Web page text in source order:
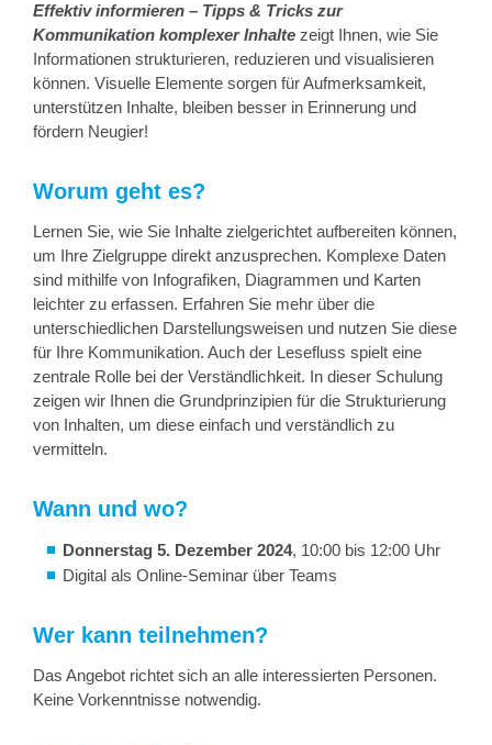
Effektiv informieren – Tipps & Tricks zur
Kommunikation komplexer Inhalte zeigt Ihnen, wie Sie
Informationen strukturieren, reduzieren und visualisieren
können. Visuelle Elemente sorgen für Aufmerksamkeit,
unterstützen Inhalte, bleiben besser in Erinnerung und
fördern Neugier!
Worum geht es?
Lernen Sie, wie Sie Inhalte zielgerichtet aufbereiten können,
um Ihre Zielgruppe direkt anzusprechen. Komplexe Daten
sind mithilfe von Infografiken, Diagrammen und Karten
leichter zu erfassen. Erfahren Sie mehr über die
unterschiedlichen Darstellungsweisen und nutzen Sie diese
für Ihre Kommunikation. Auch der Lesefluss spielt eine
zentrale Rolle bei der Verständlichkeit. In dieser Schulung
zeigen wir Ihnen die Grundprinzipien für die Strukturierung
von Inhalten, um diese einfach und verständlich zu
vermitteln.
Wann und wo?
Donnerstag 5. Dezember 2024, 10:00 bis 12:00 Uhr
Digital als Online-Seminar über Teams
Wer kann teilnehmen?
Das Angebot richtet sich an alle interessierten Personen.
Keine Vorkenntnisse notwendig.